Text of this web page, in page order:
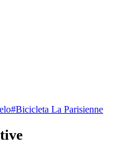
#Bicicleta La Parisienne